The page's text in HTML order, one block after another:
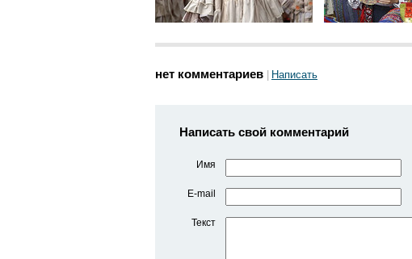
нет комментариев Написать
Написать свой комментарий
Имя
E-mail
Текст